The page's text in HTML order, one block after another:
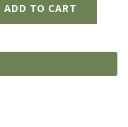
ADD TO CART